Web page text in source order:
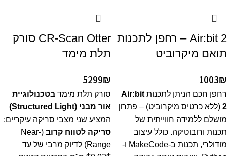
Air:bit 2 – רחפן לתכנות
תואם מיקרוביט
1003₪
רחפן חכם הניתן לתכנות Air:bit
2 (ללא כרטיס מיקרוביט) – פתרון
מושלם ללמידה חווייתית של
תכנות ורובוטיקה. כולל עיצוב
מודולרי, תכנות ב-MakeCode ו-
CR-Scan Otter סורק
תלת מימד
5299₪
סורק תלת מימד בטכנולוגיית
אור מבני (Structured Light)
המציע שני מצבי סריקה עיקריים:
סריקה לטווח קרוב (Near-
Range) לדיוק מרבי של עד